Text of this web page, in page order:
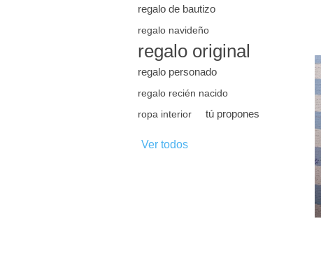
regalo de bautizo
regalo navideño
regalo original
regalo personado
regalo recién nacido
ropa interior
tú propones
Ver todos